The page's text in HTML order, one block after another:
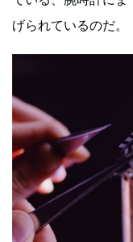
げられているのだ。